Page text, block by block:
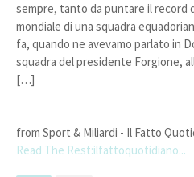
sempre, tanto da puntare il
mondiale di una squadra
fa, quando ne avevamo parlato in
squadra del presidente Forgione,
[…]
from Sport & Miliardi - Il Fatto
Read The Rest:ilfattoquotidiano...